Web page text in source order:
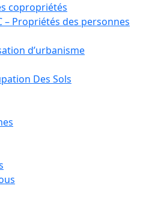
copropriétés
– Propriétés des personnes
d’urbanisme
Des Sols